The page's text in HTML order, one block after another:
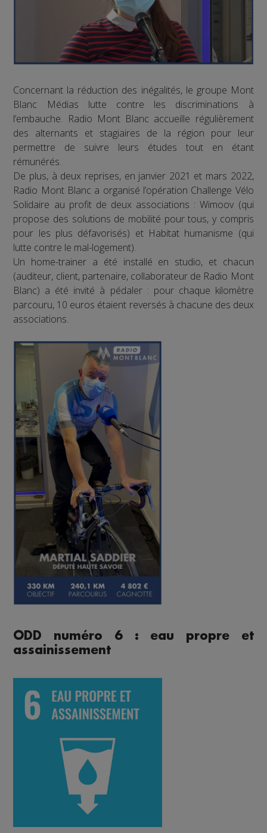
Concernant la réduction des inégalités, le groupe Mont
Blanc Médias lutte contre les discriminations à
l’embauche. Radio Mont Blanc accueille régulièrement
des alternants et stagiaires de la région pour leur
permettre de suivre leurs études tout en étant
rémunérés.
De plus, à deux reprises, en janvier 2021 et mars 2022,
Radio Mont Blanc a organisé l’opération Challenge Vélo
Solidaire au profit de deux associations : Wimoov (qui
propose des solutions de mobilité pour tous, y compris
pour les plus défavorisés) et Habitat humanisme (qui
lutte contre le mal-logement).
Un home-trainer a été installé en studio, et chacun
(auditeur, client, partenaire, collaborateur de Radio Mont
Blanc) a été invité à pédaler : pour chaque kilomètre
parcouru, 10 euros étaient reversés à chacune des deux
associations.
ODD numéro 6 : eau propre et
assainissement